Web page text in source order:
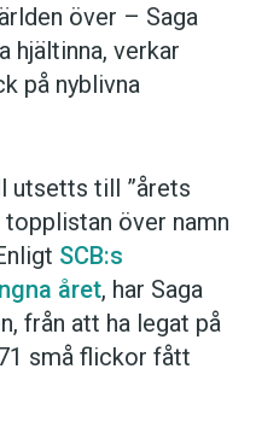
över – Saga
hjältinna, verkar
på nyblivna
utsetts till ”årets
över namn
SCB:s
året, har Saga
från att ha legat på
små flickor fått